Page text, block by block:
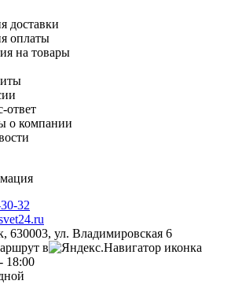
доставки
оплаты
на товары
ответ
о компании
32
630003, ул. Владимировская 6
в
18:00